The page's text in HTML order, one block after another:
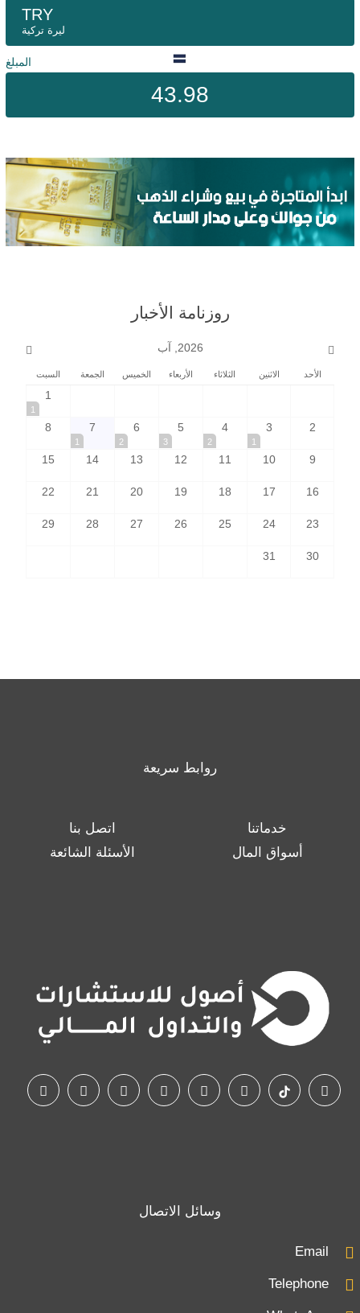
TRY
ليرة تركية
المبلغ
43.98
روزنامة الأخبار
2026, آب
الأحد الاثنين الثلاثاء الأربعاء الخميس الجمعة السبت
1
1
2
3
1
4
2
5
3
6
2
7
1
8
9
10
11
12
13
14
15
16
17
18
19
20
21
22
23
24
25
26
27
28
29
30
31
روابط سريعة
خدماتنا
اتصل بنا
أسواق المال
الأسئلة الشائعة
وسائل الاتصال
Email
Telephone